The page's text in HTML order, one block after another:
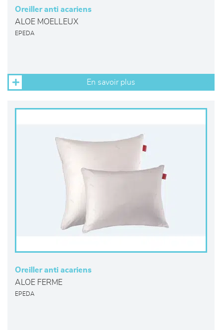
Oreiller anti acariens
ALOE MOELLEUX
EPEDA
En savoir plus
Oreiller anti acariens
ALOE FERME
EPEDA